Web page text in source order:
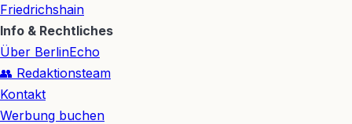
Friedrichshain
Info & Rechtliches
Über BerlinEcho
👥 Redaktionsteam
Kontakt
Werbung buchen